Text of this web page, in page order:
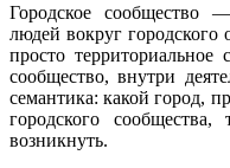
Городское сообщество
людей вокруг
просто
сообщество, внутри
семантика: какой город,
городского
возникнуть.